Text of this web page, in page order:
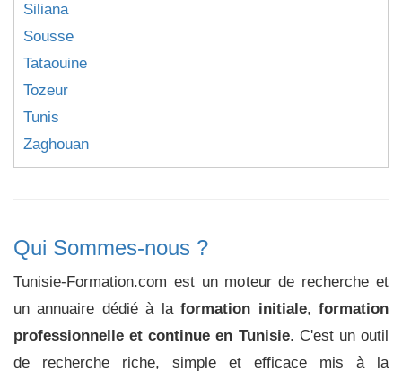
Siliana
Sousse
Tataouine
Tozeur
Tunis
Zaghouan
Qui Sommes-nous ?
Tunisie-Formation.com est un moteur de recherche et
un annuaire dédié à laformation initiale,formation
professionnelle et continue en Tunisie. C'est un outil
de recherche riche, simple et efficace mis à la